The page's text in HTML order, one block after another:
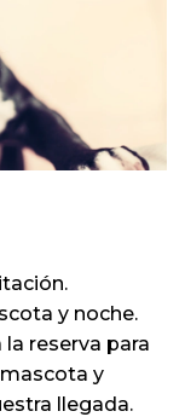
y noche.
reserva para
y
llegada.